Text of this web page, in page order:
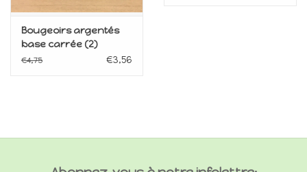
Bougeoirs argentés
base carrée (2)
miniatures 1:12
€4,75 €3,56